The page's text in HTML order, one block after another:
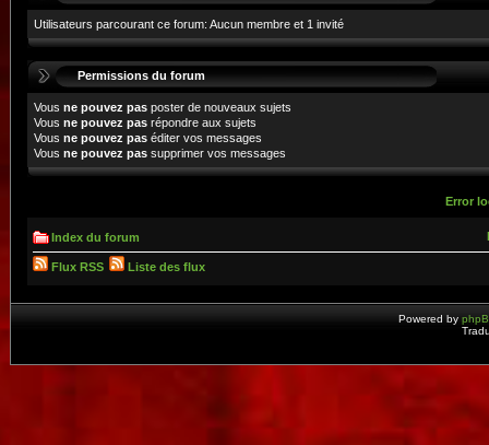
Utilisateurs parcourant ce forum: Aucun membre et 1 invité
Permissions du forum
Vous ne pouvez pas poster de nouveaux sujets
Vous ne pouvez pas répondre aux sujets
Vous ne pouvez pas éditer vos messages
Vous ne pouvez pas supprimer vos messages
Error
Index du forum
Flux RSS Liste des flux
Powered by